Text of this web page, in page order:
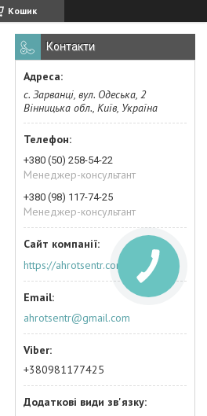
Кошик
Контакти
с. Зарванці, вул. Одеська, 2
Вінницька обл., Київ, Україна
+380 (50) 258-54-22
Менеджер-консультант
+380 (98) 117-74-25
Менеджер-консультант
https://ahrotsentr.com.ua/ua/
ahrotsentr@gmail.com
+380981177425